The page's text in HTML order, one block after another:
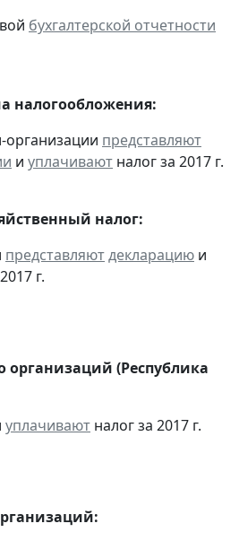
бухгалтерской отчетности
налогообложения:
организации представляют
и уплачивают налог за 2017 г.
налог:
представляютдекларацию и
г.
организаций (Республика
уплачивают налог за 2017 г.